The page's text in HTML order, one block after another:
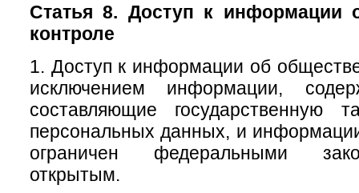
Статья 8. Доступ к информации
контроле
1. Доступ к информации об
исключением информации,
составляющие государственную
персональных данных, и
ограничен федеральными
открытым.